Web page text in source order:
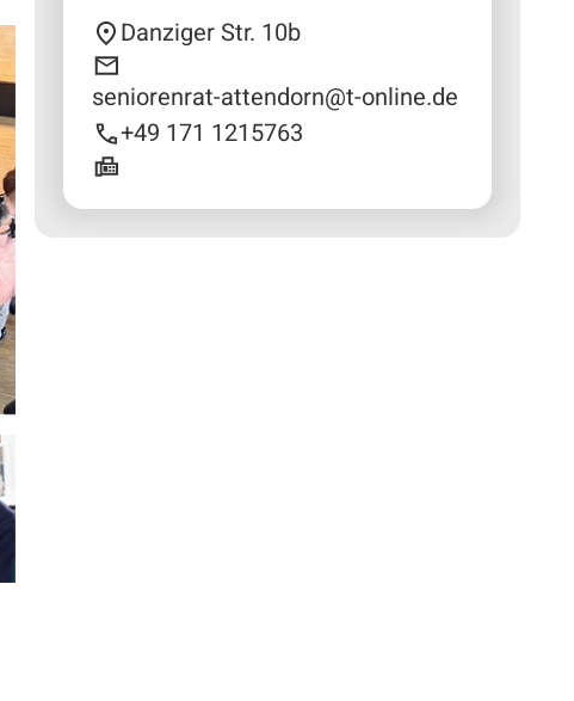
Danziger Str. 10b
seniorenrat-attendorn@t-online.de
+49 171 1215763